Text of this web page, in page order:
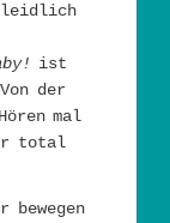
leidlich
ist
der
mal
total